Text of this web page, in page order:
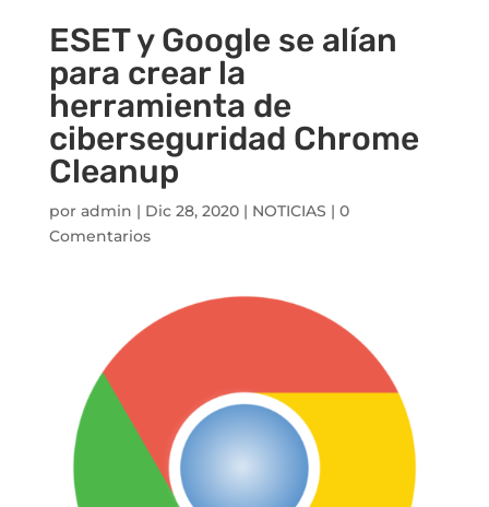
ESET y Google se alían
para crear la
herramienta de
ciberseguridad Chrome
Cleanup
por admin | Dic 28, 2020| NOTICIAS | 0
Comentarios